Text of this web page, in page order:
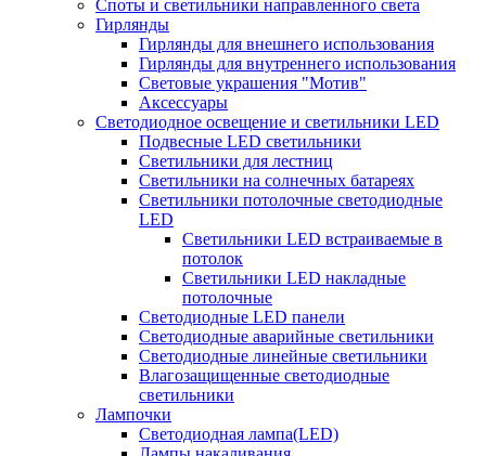
Споты и светильники направленного света
Гирлянды
Гирлянды для внешнего использования
Гирлянды для внутреннего использования
Световые украшения "Мотив"
Аксессуары
Светодиодное освещение и светильники LED
Подвесные LED светильники
Светильники для лестниц
Светильники на солнечных батареях
Светильники потолочные светодиодные
LED
Cветильники LED встраиваемые в
потолок
Светильники LED накладные
потолочные
Светодиодные LED панели
Светодиодные аварийные светильники
Светодиодные линейные светильники
Влагозащищенные светодиодные
светильники
Лампочки
Светодиодная лампа(LED)